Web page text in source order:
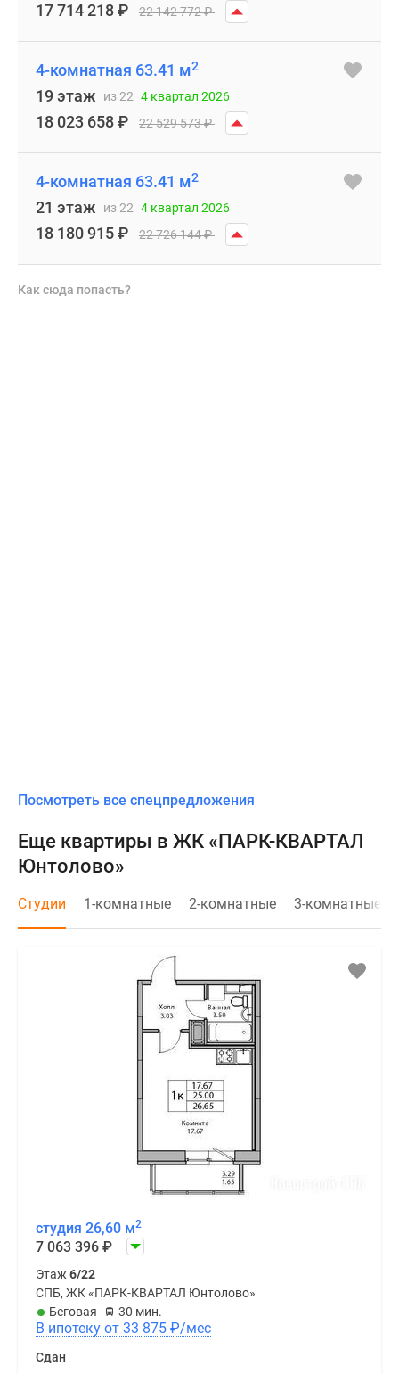
17 714 218₽ 22 142 772₽
4-комнатная 63.41 м2
19 этаж из 22 4 квартал 2026
18 023 658₽ 22 529 573₽
4-комнатная 63.41 м2
21 этаж из 22 4 квартал 2026
18 180 915₽ 22 726 144₽
Как сюда попасть?
Посмотреть все спецпредложения
Еще квартиры в ЖК «ПАРК-КВАРТАЛ
Юнтолово»
Студии 1-комнатные 2-комнатные 3-комнатные
студия 26,60 м2
7 063 396 ₽
Этаж6/22
СПБ, ЖК «ПАРК-КВАРТАЛ Юнтолово»
Беговая
30 мин.
В ипотеку от 33 875 ₽/мес
Сдан